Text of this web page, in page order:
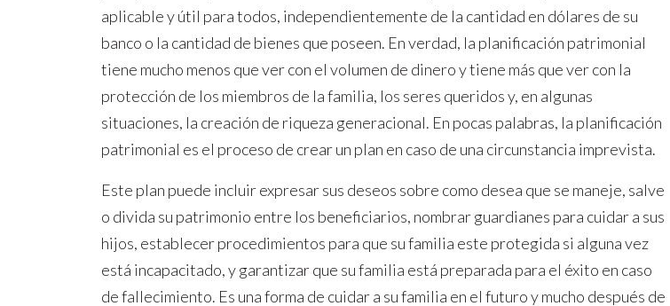
aplicable y útil para todos, independientemente de la cantidad en dólares de su
banco o la cantidad de bienes que poseen. En verdad, la planificación patrimonial
tiene mucho menos que ver con el volumen de dinero y tiene más que ver con la
protección de los miembros de la familia, los seres queridos y, en algunas
situaciones, la creación de riqueza generacional. En pocas palabras, la planificación
patrimonial es el proceso de crear un plan en caso de una circunstancia imprevista.
Este plan puede incluir expresar sus deseos sobre como desea que se maneje, salve
o divida su patrimonio entre los beneficiarios, nombrar guardianes para cuidar a sus
hijos, establecer procedimientos para que su familia este protegida si alguna vez
está incapacitado, y garantizar que su familia está preparada para el éxito en caso
de fallecimiento. Es una forma de cuidar a su familia en el futuro y mucho después de